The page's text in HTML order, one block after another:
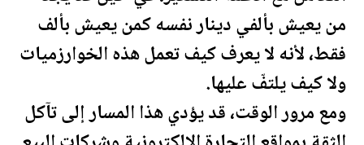
من يعيش بألفي دينار نفسه كمن يعيش بألف
فقط، لأنه لا يعرف كيف تعمل هذه الخوارزميات
ولا كيف يلتفّ عليها.
ومع مرور الوقت، قد يؤدي هذا المسار إلى تآكل